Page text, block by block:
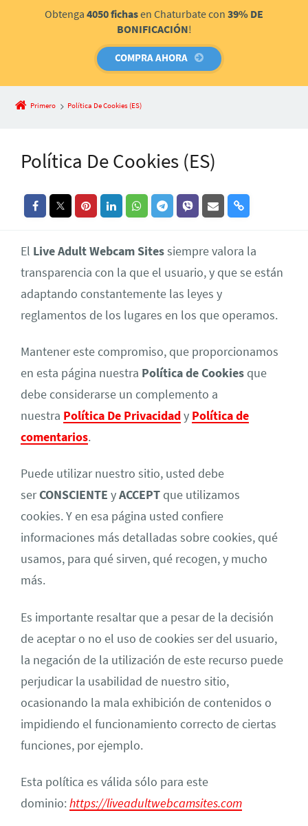
Obtenga 4050 fichasen Chaturbate con 39% DE
BONIFICACIÓN!
COMPRA AHORA
Primero Política De Cookies (ES)
Política De Cookies (ES)
El Live Adult Webcam Sitessiempre valora la
transparencia con la que el usuario, y que se están
adaptando constantemente las leyes y
reglamentos de los lugares en los que operamos.
Mantener este compromiso, que proporcionamos
en esta página nuestra Política de Cookies que
debe considerarse un complemento a
nuestra Política De Privacidady Política de
comentarios.
Puede utilizar nuestro sitio, usted debe
serCONSCIENTE yACCEPT que utilizamos
cookies. Y en esa página usted confiere
informaciones más detalladas sobre cookies, qué
usamos, para qué sirven, qué recogen, y mucho
más.
Es importante resaltar que a pesar de la decisión
de aceptar o no el uso de cookies ser del usuario,
la negación de la utilización de este recurso puede
perjudicar la usabilidad de nuestro sitio,
ocasionando la mala exhibición de contenidos o
impidiendo el funcionamiento correcto de ciertas
funciones, por ejemplo.
Esta política es válida sólo para este
dominio:https://liveadultwebcamsites.com